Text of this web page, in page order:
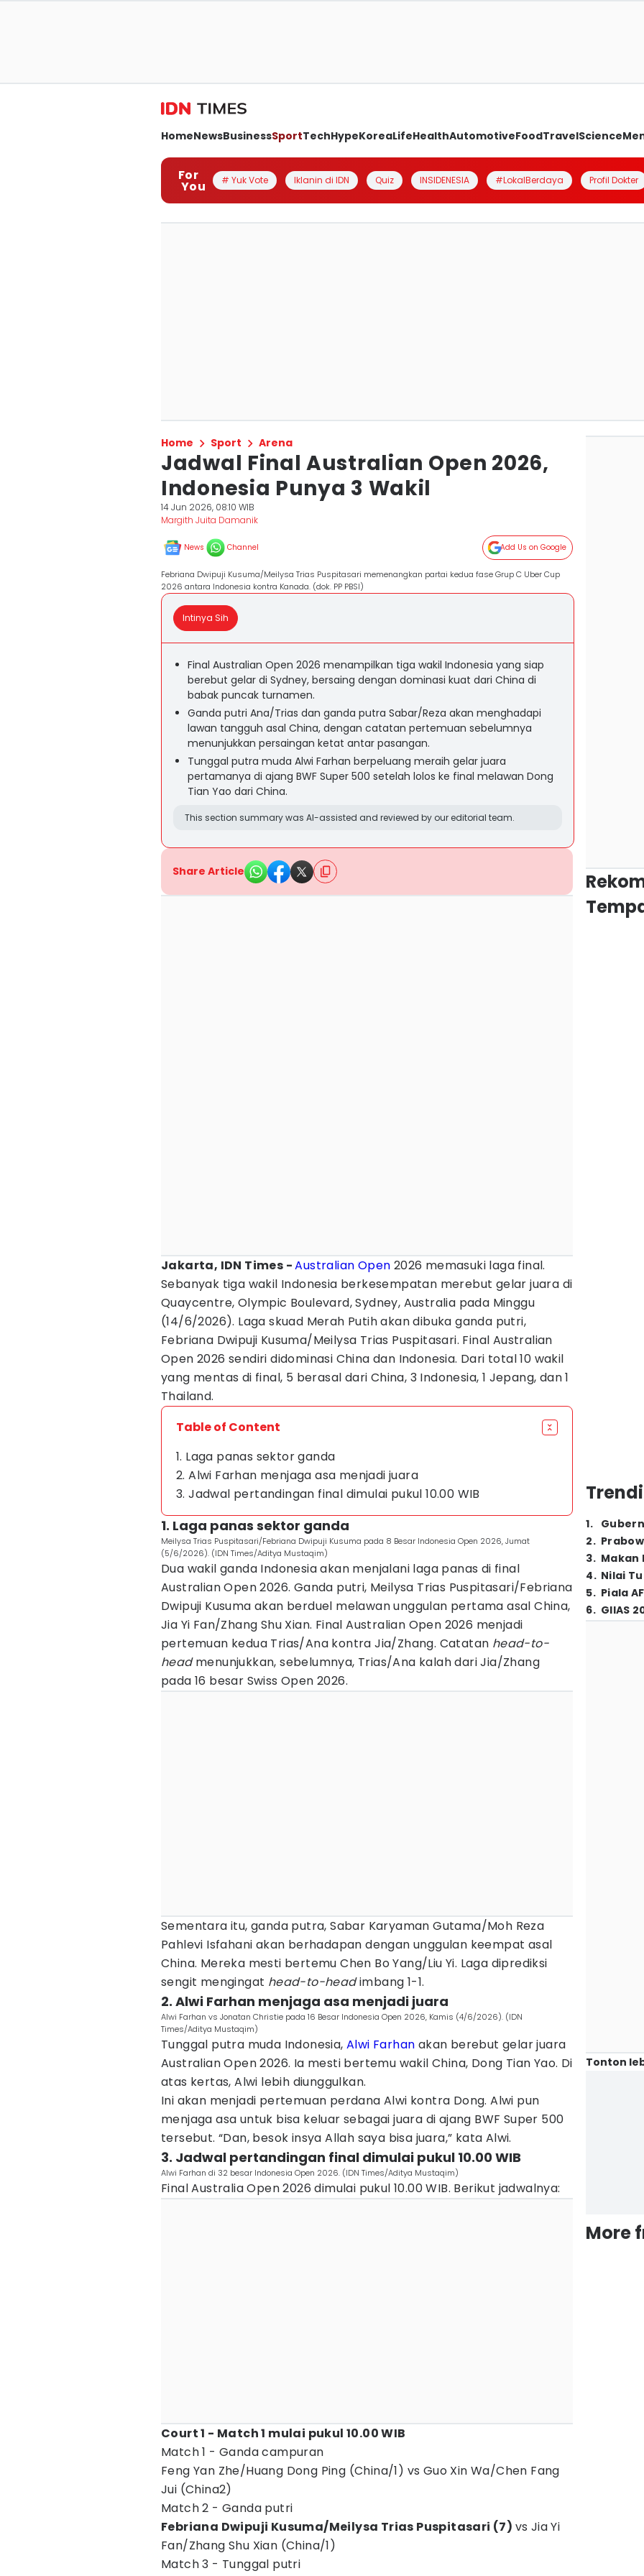
HomeNewsBusinessSportTechHypeKoreaLifeHealthAutomotiveFoodTravelScience
For
You # Yuk Vote Iklanin di IDN Quiz INSIDENESIA #LokalBerdaya Profil Dokter
Home Sport Arena
Jadwal Final Australian Open 2026,
Indonesia Punya 3 Wakil
14 Jun 2026, 08:10 WIB
Margith Juita Damanik
News Channel Add Us on Google
Febriana Dwipuji Kusuma/Meilysa Trias Puspitasari memenangkan partai kedua fase Grup C Uber Cup
2026 antara Indonesia kontra Kanada. (dok. PP PBSI)
Intinya Sih
Final Australian Open 2026 menampilkan tiga wakil Indonesia yang siap
berebut gelar di Sydney, bersaing dengan dominasi kuat dari China di
babak puncak turnamen.
Ganda putri Ana/Trias dan ganda putra Sabar/Reza akan menghadapi
lawan tangguh asal China, dengan catatan pertemuan sebelumnya
menunjukkan persaingan ketat antar pasangan.
Tunggal putra muda Alwi Farhan berpeluang meraih gelar juara
pertamanya di ajang BWF Super 500 setelah lolos ke final melawan Dong
Tian Yao dari China.
This section summary was AI-assisted and reviewed by our editorial team.
Share Article
Jakarta, IDN Times -Australian Open 2026 memasuki laga final.
Sebanyak tiga wakil Indonesia berkesempatan merebut gelar juara di
Quaycentre, Olympic Boulevard, Sydney, Australia pada Minggu
(14/6/2026). Laga skuad Merah Putih akan dibuka ganda putri,
Febriana Dwipuji Kusuma/Meilysa Trias Puspitasari. Final Australian
Open 2026 sendiri didominasi China dan Indonesia. Dari total 10 wakil
yang mentas di final, 5 berasal dari China, 3 Indonesia, 1 Jepang, dan 1
Thailand.
Table of Content
1. Laga panas sektor ganda
2. Alwi Farhan menjaga asa menjadi juara
3. Jadwal pertandingan final dimulai pukul 10.00 WIB
1. Laga panas sektor ganda
Meilysa Trias Puspitasari/Febriana Dwipuji Kusuma pada 8 Besar Indonesia Open 2026, Jumat
(5/6/2026). (IDN Times/Aditya Mustaqim)
Dua wakil ganda Indonesia akan menjalani laga panas di final
Australian Open 2026. Ganda putri, Meilysa Trias Puspitasari/Febriana
Dwipuji Kusuma akan berduel melawan unggulan pertama asal China,
Jia Yi Fan/Zhang Shu Xian. Final Australian Open 2026 menjadi
pertemuan kedua Trias/Ana kontra Jia/Zhang. Catatan head-to-
headmenunjukkan, sebelumnya, Trias/Ana kalah dari Jia/Zhang
pada 16 besar Swiss Open 2026.
Sementara itu, ganda putra, Sabar Karyaman Gutama/Moh Reza
Pahlevi Isfahani akan berhadapan dengan unggulan keempat asal
China. Mereka mesti bertemu Chen Bo Yang/Liu Yi. Laga diprediksi
sengit mengingat head-to-headimbang 1-1.
2. Alwi Farhan menjaga asa menjadi juara
Alwi Farhan vs Jonatan Christie pada 16 Besar Indonesia Open 2026, Kamis (4/6/2026). (IDN
Times/Aditya Mustaqim)
Tunggal putra muda Indonesia, Alwi Farhan akan berebut gelar juara
Australian Open 2026. Ia mesti bertemu wakil China, Dong Tian Yao. Di
atas kertas, Alwi lebih diunggulkan.
Ini akan menjadi pertemuan perdana Alwi kontra Dong. Alwi pun
menjaga asa untuk bisa keluar sebagai juara di ajang BWF Super 500
tersebut. “Dan, besok insya Allah saya bisa juara,” kata Alwi.
3. Jadwal pertandingan final dimulai pukul 10.00 WIB
Alwi Farhan di 32 besar Indonesia Open 2026. (IDN Times/Aditya Mustaqim)
Final Australia Open 2026 dimulai pukul 10.00 WIB. Berikut jadwalnya:
Court 1 - Match 1 mulai pukul 10.00 WIB
Match 1 - Ganda campuran
Feng Yan Zhe/Huang Dong Ping (China/1) vs Guo Xin Wa/Chen Fang
Jui (China2)
Match 2 - Ganda putri
Febriana Dwipuji Kusuma/Meilysa Trias Puspitasari (7) vs Jia Yi
Fan/Zhang Shu Xian (China/1)
Match 3 - Tunggal putri
1.
2.
3. Makan
4. Nilai
5. Piala
6. GIIAS
Tonton
More